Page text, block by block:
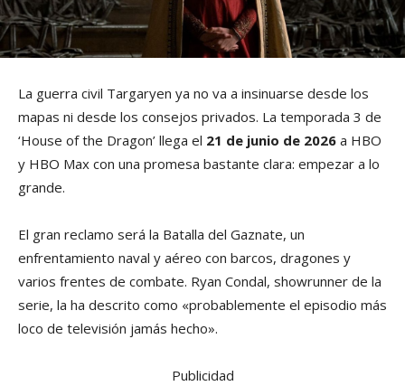
La guerra civil Targaryen ya no va a insinuarse desde los
mapas ni desde los consejos privados. La temporada 3 de
‘House of the Dragon’ llega el 21 de junio de 2026 a HBO
y HBO Max con una promesa bastante clara: empezar a lo
grande.
El gran reclamo será la Batalla del Gaznate, un
enfrentamiento naval y aéreo con barcos, dragones y
varios frentes de combate. Ryan Condal, showrunner de la
serie, la ha descrito como «probablemente el episodio más
loco de televisión jamás hecho».
Publicidad